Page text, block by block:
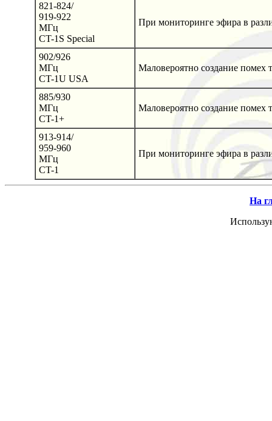
821-824/
919-922
МГц
CT-1S Special
При мониторинге эфира в
902/926
МГц
CT-1U USA
Маловероятно создание помех
885/930
МГц
CT-1+
Маловероятно создание помех
913-914/
959-960
МГц
CT-1
При мониторинге эфира в
На